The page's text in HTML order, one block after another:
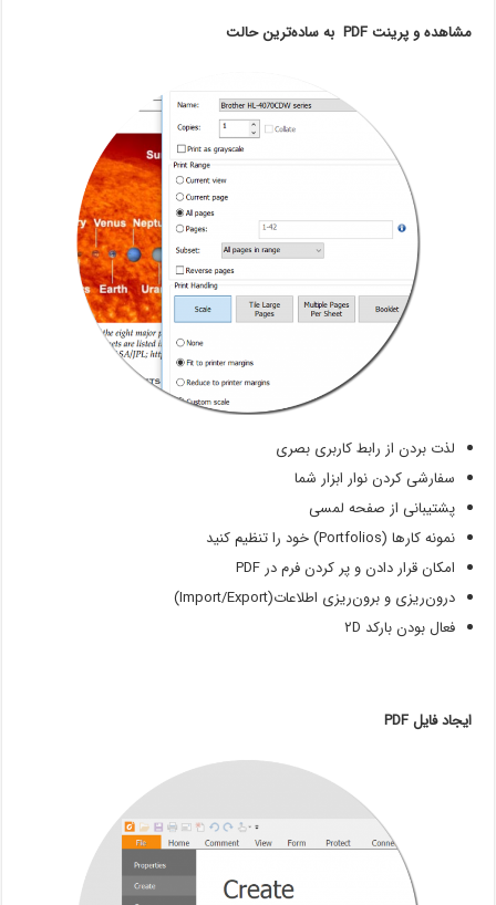
مشاهده و پرینت PDF به ساده‌ترین حالت
لذت بردن از رابط کاربری بصری
سفارشی کردن نوار ابزار شما
پشتیبانی از صفحه لمسی
نمونه کارها (Portfolios) خود را تنظیم کنید
امکان قرار دادن و پر کردن فرم در PDF
درون‌ریزی و برون‌ریزی اطلاعات(Import/Export)
فعال بودن بارکد ۲D
ایجاد فایل PDF